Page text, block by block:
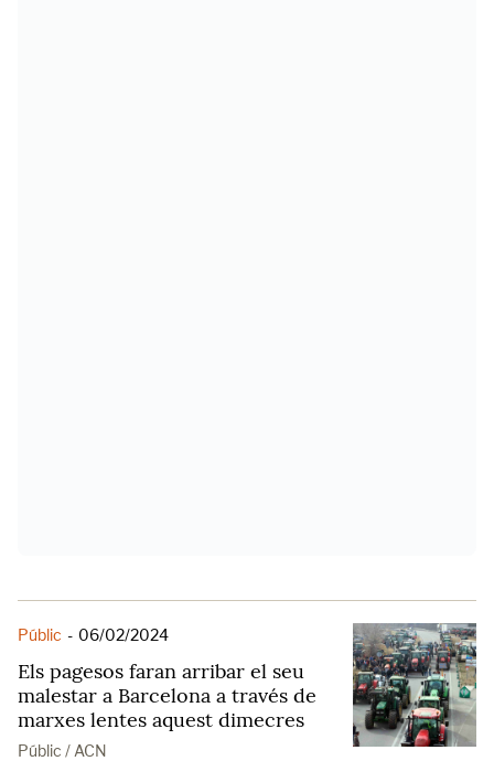
Públic - 06/02/2024
Els pagesos faran arribar el seu
malestar a Barcelona a través de
marxes lentes aquest dimecres
Públic / ACN